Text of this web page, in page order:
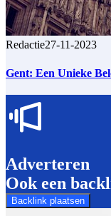
Redactie27-11-2023
Gent: Een Unieke
Adverteren
Ook een
Backlink plaatsen